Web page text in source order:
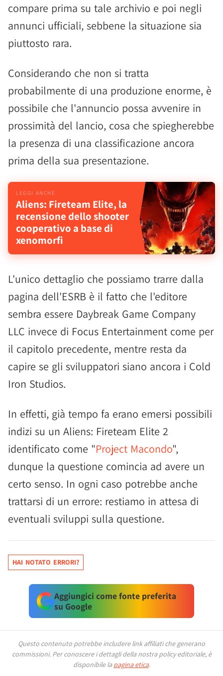
compare prima su tale archivio e poi negli
annunci ufficiali, sebbene la situazione sia
piuttosto rara.
Considerando che non si tratta
probabilmente di una produzione enorme, è
possibile che l'annuncio possa avvenire in
prossimità del lancio, cosa che spiegherebbe
la presenza di una classificazione ancora
prima della sua presentazione.
Aliens: Fireteam Elite, la
recensione dello shooter
cooperativo a base di
xenomorfi
L'unico dettaglio che possiamo trarre dalla
pagina dell'ESRB è il fatto che l'editore
sembra essere Daybreak Game Company
LLC invece di Focus Entertainment come per
il capitolo precedente, mentre resta da
capire se gli sviluppatori siano ancora i Cold
Iron Studios.
In effetti, già tempo fa erano emersi possibili
indizi su un Aliens: Fireteam Elite 2
identificato come "Project Macondo",
dunque la questione comincia ad avere un
certo senso. In ogni caso potrebbe anche
trattarsi di un errore: restiamo in attesa di
eventuali sviluppi sulla questione.
HAI NOTATO ERRORI?
Aggiungici come fonte preferita
su Google
Questo contenuto potrebbe includere link affiliati che generano
commissioni. Per conoscere i dettagli della nostra policy editoriale, è
disponibile la pagina etica.